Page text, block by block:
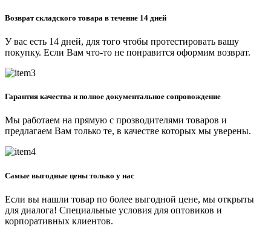
Возврат складского товара в течение 14 дней
У вас есть 14 дней, для того чтобы протестировать вашу
покупку. Если Вам что-то не понравится оформим возврат.
Гарантия качества и полное документальное сопровождение
Мы работаем на прямую с прозводителями товаров и
предлагаем Вам только те, в качестве которых мы уверены.
Самые выгодные цены только у нас
Если вы нашли товар по более выгодной цене, мы открыты
для диалога! Специальные условия для оптовиков и
корпоративных клиентов.